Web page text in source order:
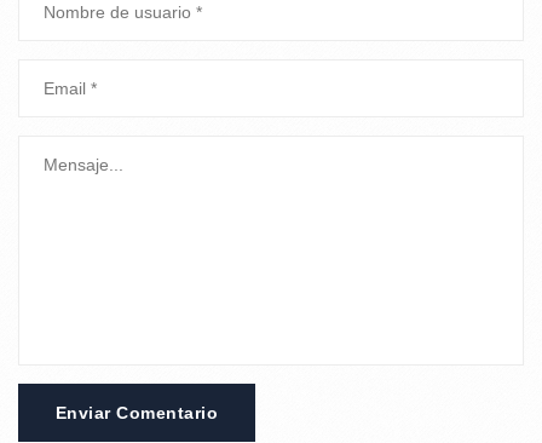
Enviar Comentario